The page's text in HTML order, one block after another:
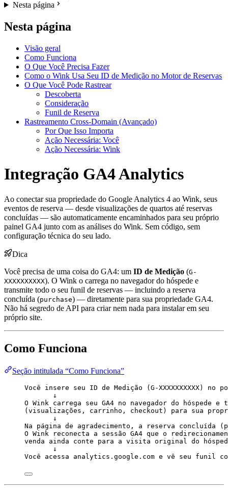
Nesta página
Nesta página
Visão geral
Como Funciona
O Que Você Precisa Fazer
Como o Wink Usa Seu ID de Medição no Motor de Reservas
O Que Você Pode Rastrear
Descoberta
Consideração
Funil de Reserva
Rastreamento Cross-Domain (Avançado)
Por Que Isso Importa
Ação Necessária: Você
Ação Necessária: Wink
Integração GA4 Analytics
Ao conectar sua propriedade do Google Analytics 4 ao Wink, seus
eventos de reserva — desde visualizações de quartos até reservas
concluídas — são automaticamente encaminhados para seu próprio
painel GA4 junto com as análises do Wink. Sem código, sem
configuração técnica do seu lado.
Dica
Você precisa de uma coisa do GA4: um ID de Medição (G-
XXXXXXXXXX). O Wink o carrega no navegador do hóspede e
transmite todo o seu funil de reservas — incluindo a reserva
concluída (purchase) — diretamente para sua propriedade GA4.
Não há segredo de API para criar nem nada para instalar em seu
próprio site.
Como Funciona
Seção intitulada “Como Funciona”
Você insere seu ID de Medição (G-XXXXXXXXXX) no
↓
O Wink carrega seu GA4 no navegador do hóspede
(visualizações, carrinho, checkout) para sua
↓
Na página de agradecimento, a reserva concluída
O Wink reconecta a sessão GA4 que o
venda ainda conte para a visita original do
↓
Você acessa analytics.google.com e vê seu funil